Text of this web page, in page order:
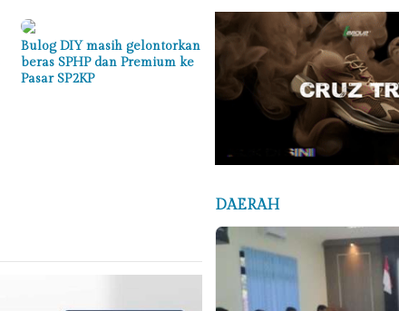
Bulog DIY masih gelontorkan
beras SPHP dan Premium ke
Pasar SP2KP
DAERAH